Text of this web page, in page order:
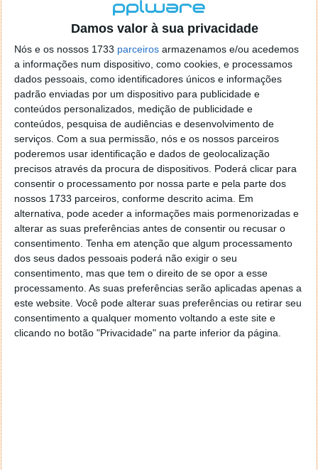
Damos valor à sua privacidade
Nós e os nossos 1733 parceiros armazenamos e/ou acedemos
a informações num dispositivo, como cookies, e processamos
dados pessoais, como identificadores únicos e informações
padrão enviadas por um dispositivo para publicidade e
conteúdos personalizados, medição de publicidade e
conteúdos, pesquisa de audiências e desenvolvimento de
serviços. Com a sua permissão, nós e os nossos parceiros
poderemos usar identificação e dados de geolocalização
precisos através da procura de dispositivos. Poderá clicar para
consentir o processamento por nossa parte e pela parte dos
nossos 1733 parceiros, conforme descrito acima. Em
alternativa, pode aceder a informações mais pormenorizadas e
alterar as suas preferências antes de consentir ou recusar o
consentimento. Tenha em atenção que algum processamento
dos seus dados pessoais poderá não exigir o seu
consentimento, mas que tem o direito de se opor a esse
processamento. As suas preferências serão aplicadas apenas a
este website. Você pode alterar suas preferências ou retirar seu
consentimento a qualquer momento voltando a este site e
clicando no botão "Privacidade" na parte inferior da página.
O vídeo, partilhado a 6 de agosto, rapidamente se
tornou viral, acumulando mais de 700.000
visualizações e desencadeando uma onda de
reações. Os utilizadoresinundaram a secçãode
comentários com uma mistura de humor,
preocupação e especulação.
Um utilizador questionou a qualidade do adesivo
utilizado nos trabalhos, enquanto outro alertou para
o perigo de rebentar as bolhas, referindo a potencial
libertação de gases tóxicos. Um terceiro utilizador